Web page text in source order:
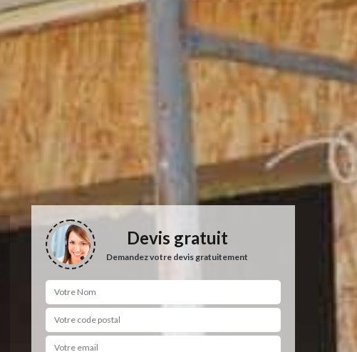
Devis gratuit
Demandez votre devis gratuitement